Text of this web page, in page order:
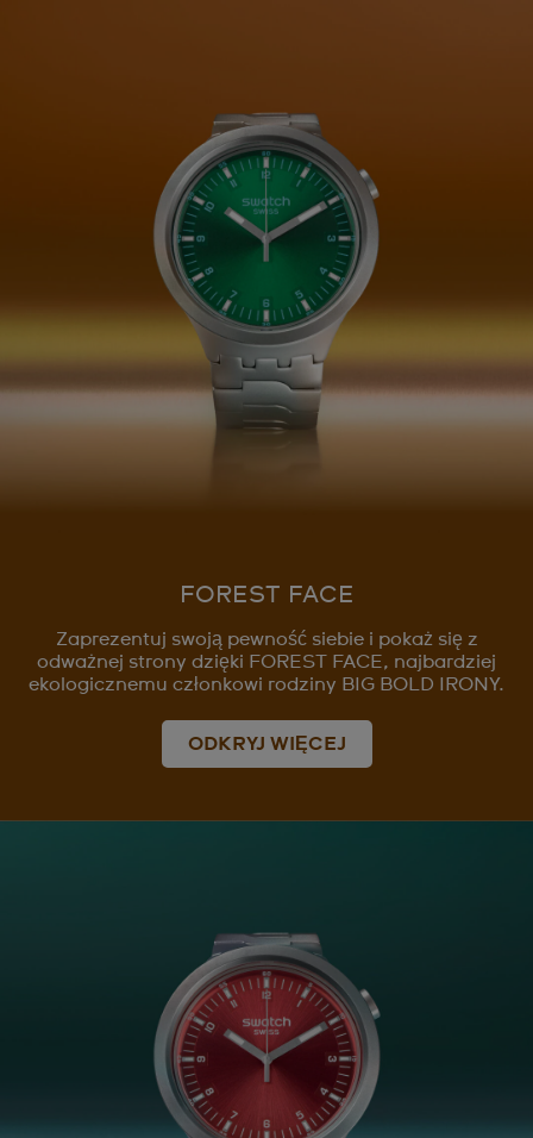
FOREST FACE
Zaprezentuj swoją pewność siebie i pokaż się z
odważnej strony dzięki FOREST FACE, najbardziej
ekologicznemu członkowi rodziny BIG BOLD IRONY.
ODKRYJ WIĘCEJ